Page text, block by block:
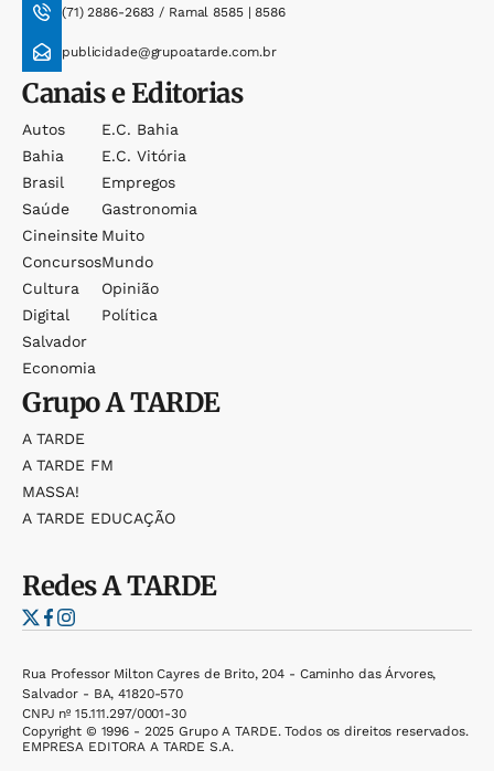
(71) 2886-2683 / Ramal 8585 | 8586
publicidade@grupoatarde.com.br
Canais e Editorias
Autos
Bahia
Brasil
Saúde
Cineinsite
Concursos
Cultura
Digital
Salvador
Economia
E.c. Bahia
E.c. Vitória
Empregos
Gastronomia
Muito
Mundo
Opinião
Política
GrupoA TARDE
A TARDE
A TARDE FM
MASSA!
A TARDE EDUCAÇÃO
RedesA TARDE
Rua Professor Milton Cayres de Brito, 204 - Caminho das Árvores,
Salvador - BA, 41820-570
CNPJ nº 15.111.297/0001-30
Copyright © 1996 - 2025 Grupo A TARDE. Todos os direitos reservados.
EMPRESA EDITORA A TARDE S.A.